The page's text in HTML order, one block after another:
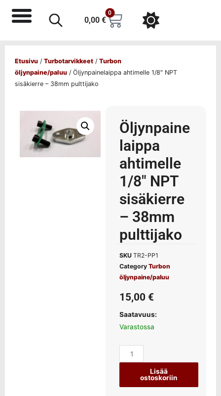
0,00 €
0
Etusivu / Turbotarvikkeet / Turbon
öljynpaine/paluu / Öljynpainelaippa ahtimelle 1/8″ NPT
sisäkierre – 38mm pulttijako
Öljynpaine
laippa
ahtimelle
1/8″ NPT
sisäkierre
– 38mm
pulttijako
SKU TR2-PP1
Category Turbon
öljynpaine/paluu
15,00 €
Saatavuus:
Varastossa
Lisää
ostoskoriin